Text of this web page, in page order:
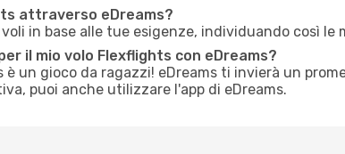
attraverso eDreams?
in base alle tue esigenze, individuando così le
il mio volo Flexflights con eDreams?
un gioco da ragazzi! eDreams ti invierà un
puoi anche utilizzare l'app di eDreams.